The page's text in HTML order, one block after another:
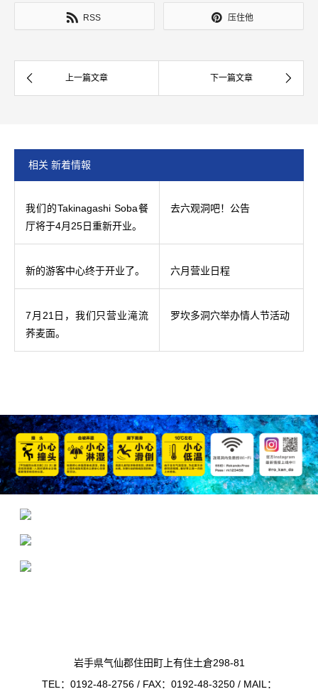
RSS 压住他
相关 新着情報
我们的Takinagashi Soba餐
厅将于4月25日重新开业。
去六观洞吧！公告
新的游客中心终于开业了。 六月营业日程
7月21日，我们只营业滝流
荞麦面。
罗坎多洞穴举办情人节活动
岩手県气仙郡住田町上有住土倉298-81
TEL：0192-48-2756 / FAX：0192-48-3250 / MAIL：